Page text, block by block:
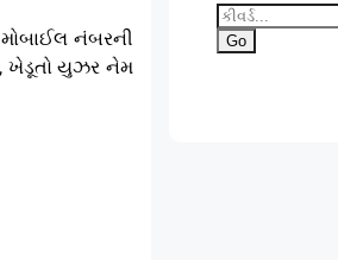
નંબરની
ખેડૂતો યુઝર નેમ
Go